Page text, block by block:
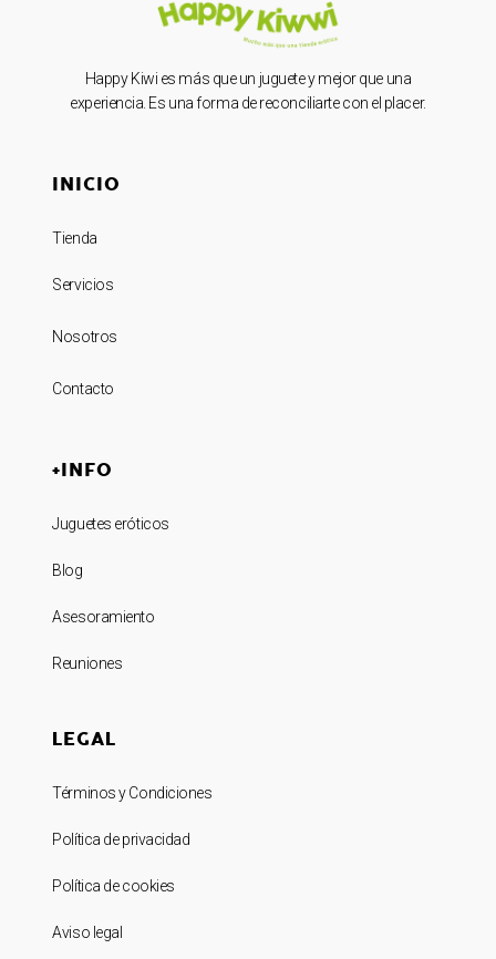
Happy Kiwi es más que un juguete y mejor que una
experiencia. Es una forma de reconciliarte con el placer.
INICIO
Tienda
Servicios
Nosotros
Contacto
+INFO
Juguetes eróticos
Blog
Asesoramiento
Reuniones
LEGAL
Términos y Condiciones
Política de privacidad
Política de cookies
Aviso legal